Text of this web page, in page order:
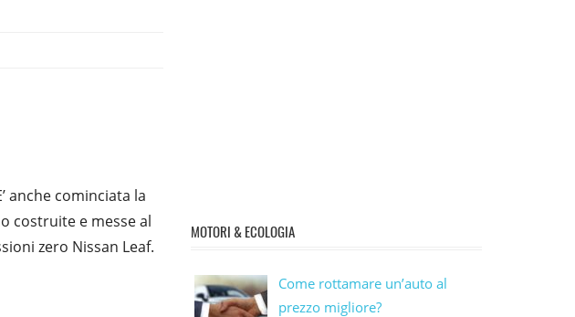
anche cominciata la
costruite e messe al
zero Nissan Leaf.
MOTORI & ECOLOGIA
Come rottamare un’auto al
prezzo migliore?